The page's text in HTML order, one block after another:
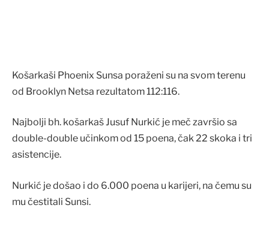
Košarkaši Phoenix Sunsa poraženi su na svom terenu
od Brooklyn Netsa rezultatom 112:116.
Najbolji bh. košarkaš Jusuf Nurkić je meč završio sa
double-double učinkom od 15 poena, čak 22 skoka i tri
asistencije.
Nurkić je došao i do 6.000 poena u karijeri, na čemu su
mu čestitali Sunsi.